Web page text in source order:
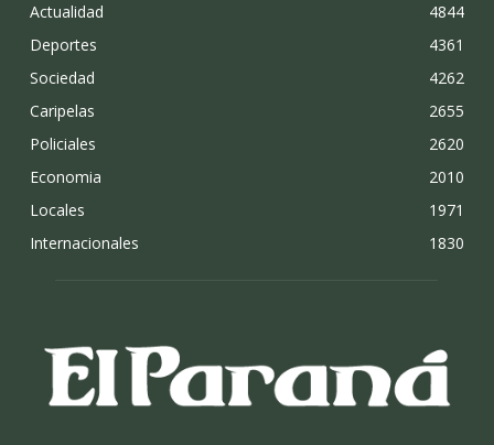
Actualidad
4844
Deportes
4361
Sociedad
4262
Caripelas
2655
Policiales
2620
Economia
2010
Locales
1971
Internacionales
1830